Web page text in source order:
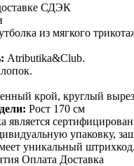
СДЭК
из мягкого
Atributika&Club.
крой, круглый
Рост 170 см
является
упаковку,
уникальный штрихкод.
Оплата Доставка